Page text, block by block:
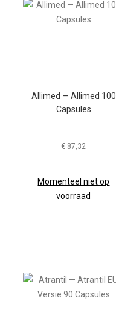
Allimed — Allimed 100
Capsules
€ 87,32
Momenteel niet op
voorraad